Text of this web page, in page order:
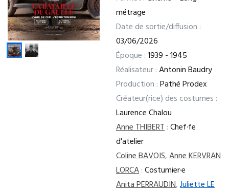
métrage
Date de sortie/diffusion :
03/06/2026
Époque :1939 - 1945
Réalisateur :Antonin Baudry
Production :Pathé Prodex
Créateur(rice) des costumes :
Laurence Chalou
Anne THIBERT:Chef·fe
d'atelier
Coline BAVOIS,Anne KERVRAN
LORCA:Costumier·e
Anita PERRAUDIN,Juliette LE